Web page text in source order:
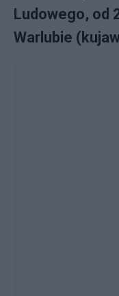
Ludowego, od
Warlubie